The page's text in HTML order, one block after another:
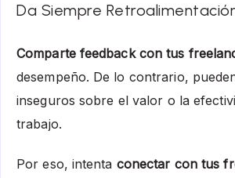
Da Siempre
Comparte feedback con tus
desempeño. De lo contrario,
inseguros sobre el valor o la
trabajo.
Por eso, intenta conectar con tus